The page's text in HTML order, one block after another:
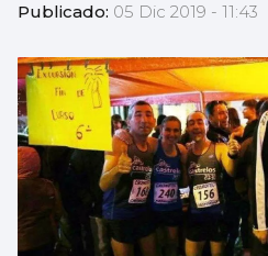
Publicado: 05 Dic 2019 - 11:43